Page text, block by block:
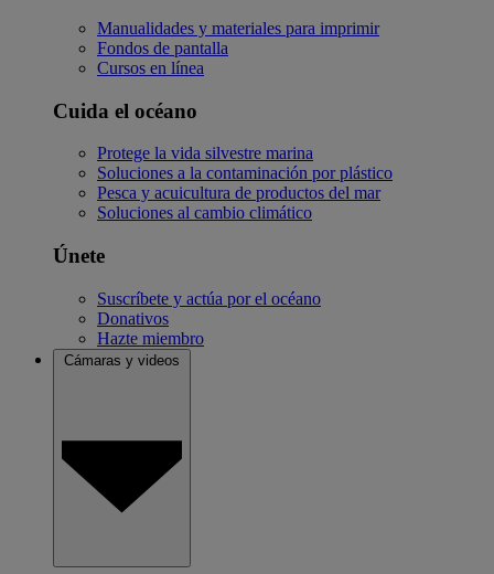
Manualidades y materiales para imprimir
Fondos de pantalla
Cursos en línea
Cuida el océano
Protege la vida silvestre marina
Soluciones a la contaminación por plástico
Pesca y acuicultura de productos del mar
Soluciones al cambio climático
Únete
Suscríbete y actúa por el océano
Donativos
Hazte miembro
Cámaras y videos